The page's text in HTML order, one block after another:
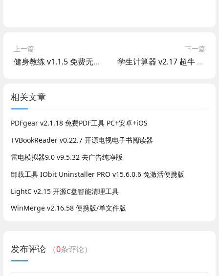
上一篇
健身教练 v1.1.5 免费无广健身APP
下一篇
学生计算器 v2.17 超牛 支持解方程组画函数图像
相关文章
PDFgear v2.1.18 免费PDF工具 PC+安卓+iOS
TVBookReader v0.22.7 开源电视电子书阅读器
雷电模拟器9.0 v9.5.32 去广告纯净版
卸载工具 IObit Uninstaller PRO v15.6.0.6 免激活便携版
LightC v2.15 开源C盘智能清理工具
WinMerge v2.16.58 便携版/单文件版
发布评论 （0条评论）